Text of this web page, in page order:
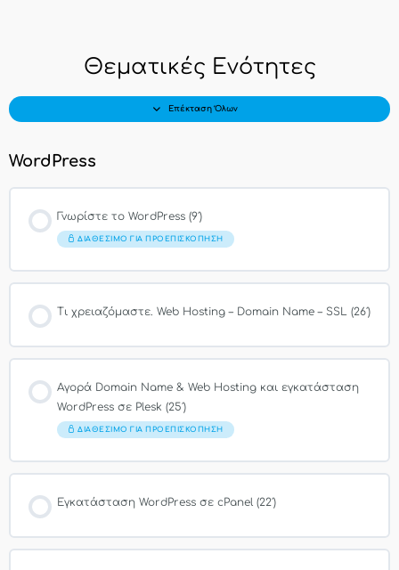
Θεματικές Ενότητες
Επέκταση Όλων
WordPress
Γνωρίστε το WordPress (9′)
ΔΙΑΘΈΣΙΜΟ ΓΙΑ ΠΡΟΕΠΙΣΚΌΠΗΣΗ
Τι χρειαζόμαστε. Web Hosting – Domain Name – SSL (26′)
Αγορά Domain Name & Web Hosting και εγκατάσταση
WordPress σε Plesk (25′)
ΔΙΑΘΈΣΙΜΟ ΓΙΑ ΠΡΟΕΠΙΣΚΌΠΗΣΗ
Εγκατάσταση WordPress σε cPanel (22′)
παρακολούθηση